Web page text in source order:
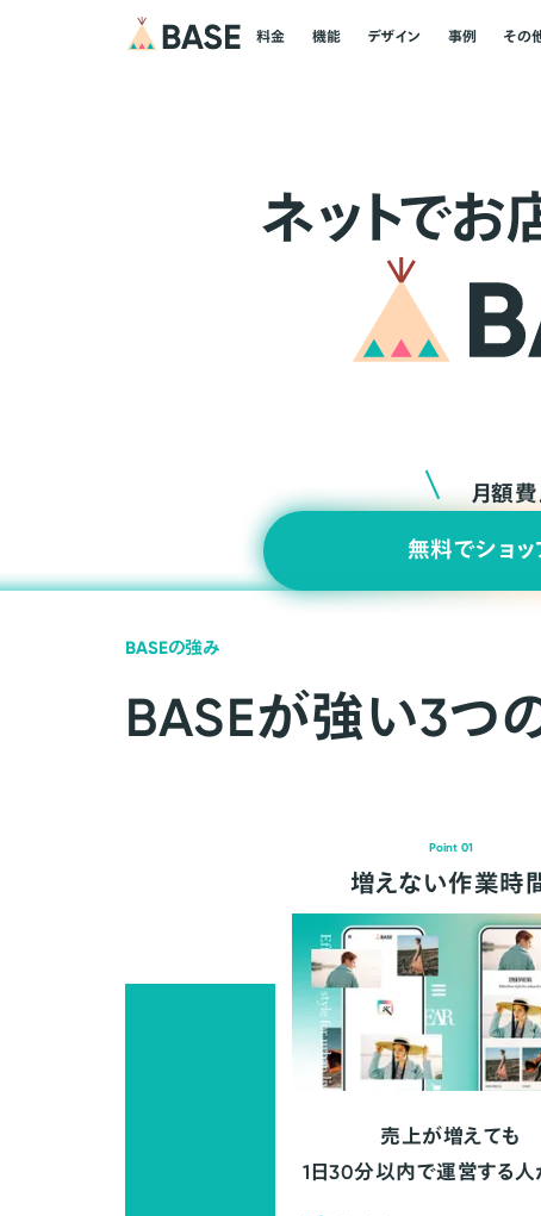
料金 機能 デザイン 事例 その
ネッ トでお
月額
無料でショ
BASEの強み
BASEが強い3つ
Point 01
増えない作業時
売上が増えても
1日30分以内で運営する